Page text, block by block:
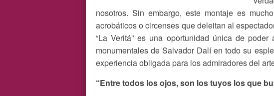
nosotros. Sin embargo, este montaje es
acrobáticos o circenses que deleitan al
“La Veritá” es una oportunidad única de
monumentales de Salvador Dalí en todo su
experiencia obligada para los admiradores del
“Entre todos los ojos, son los tuyos los que